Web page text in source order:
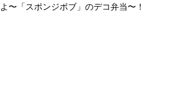
よ〜「スポンジボブ」のデコ弁当〜！